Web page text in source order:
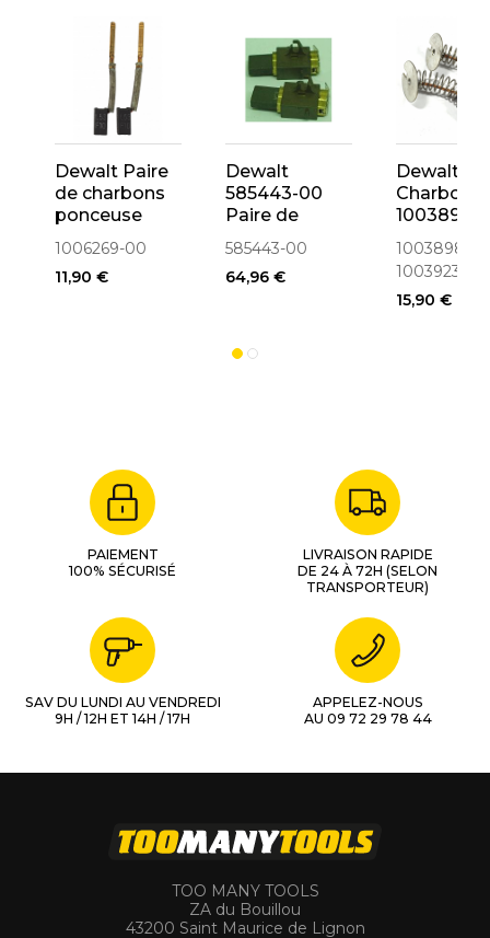
Dewalt Paire
de charbons
ponceuse
D26441,
D26453
(1006269-00)
1006269-00
11,90 €
Dewalt
585443-00
Paire de
charbons
pour
défonceuse
585443-00
64,96 €
Dewalt
Charbon
1003898-
1003923-
1003898-
1003923-00
15,90 €
PAIEMENT
100% SÉCURISÉ
LIVRAISON RAPIDE
DE 24 À 72H (SELON
TRANSPORTEUR)
SAV DU LUNDI AU VENDREDI
9H / 12H ET 14H / 17H
APPELEZ-NOUS
AU 09 72 29 78 44
TOO MANY TOOLS
ZA du Bouillou
43200 Saint Maurice de Lignon